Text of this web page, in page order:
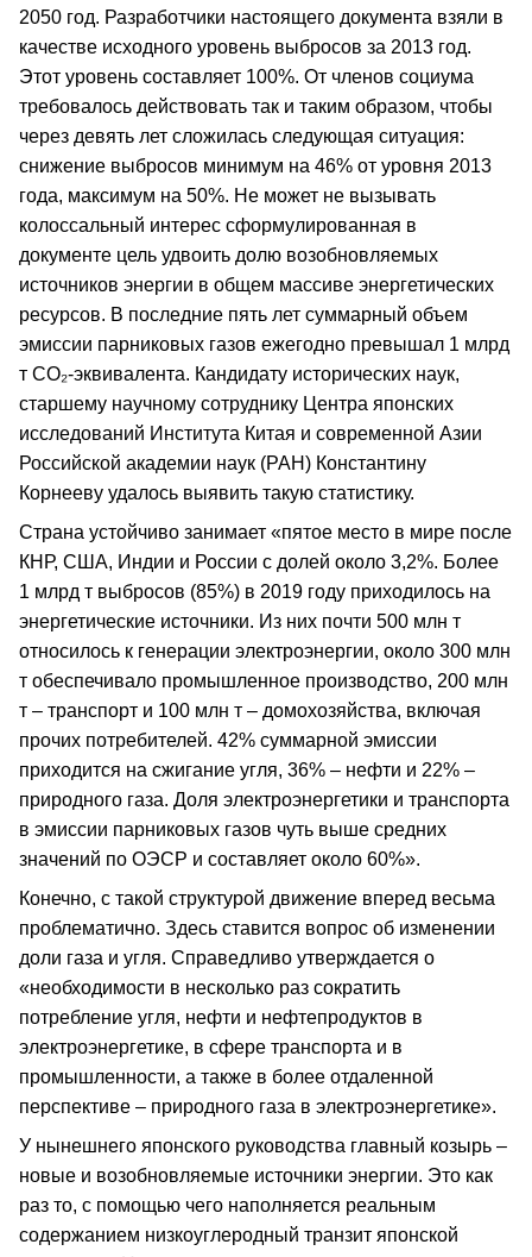
2050 год. Разработчики настоящего документа взяли в
качестве исходного уровень выбросов за 2013 год.
Этот уровень составляет 100%. От членов социума
требовалось действовать так и таким образом, чтобы
через девять лет сложилась следующая ситуация:
снижение выбросов минимум на 46% от уровня 2013
года, максимум на 50%. Не может не вызывать
колоссальный интерес сформулированная в
документе цель удвоить долю возобновляемых
источников энергии в общем массиве энергетических
ресурсов. В последние пять лет суммарный объем
эмиссии парниковых газов ежегодно превышал 1 млрд
т СО₂-эквивалента. Кандидату исторических наук,
старшему научному сотруднику Центра японских
исследований Института Китая и современной Азии
Российской академии наук (РАН) Константину
Корнееву удалось выявить такую статистику.
Страна устойчиво занимает «пятое место в мире после
КНР, США, Индии и России с долей около 3,2%. Более
1 млрд т выбросов (85%) в 2019 году приходилось на
энергетические источники. Из них почти 500 млн т
относилось к генерации электроэнергии, около 300 млн
т обеспечивало промышленное производство, 200 млн
т – транспорт и 100 млн т – домохозяйства, включая
прочих потребителей. 42% суммарной эмиссии
приходится на сжигание угля, 36% – нефти и 22% –
природного газа. Доля электроэнергетики и транспорта
в эмиссии парниковых газов чуть выше средних
значений по ОЭСР и составляет около 60%».
Конечно, с такой структурой движение вперед весьма
проблематично. Здесь ставится вопрос об изменении
доли газа и угля. Справедливо утверждается о
«необходимости в несколько раз сократить
потребление угля, нефти и нефтепродуктов в
электроэнергетике, в сфере транспорта и в
промышленности, а также в более отдаленной
перспективе – природного газа в электроэнергетике».
У нынешнего японского руководства главный козырь –
новые и возобновляемые источники энергии. Это как
раз то, с помощью чего наполняется реальным
содержанием низкоуглеродный транзит японской